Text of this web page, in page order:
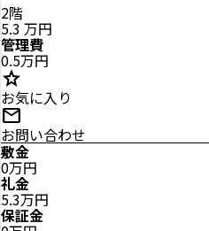
2階
5.3 万円
管理費
0.5万円
star
お気に入り
mail
お問い合わせ
敷金
0万円
礼金
5.3万円
保証金